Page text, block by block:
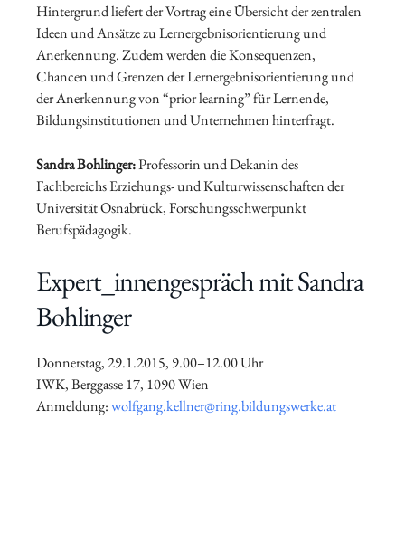
Hintergrund liefert der Vortrag eine Übersicht der zentralen
Ideen und Ansätze zu Lernergebnisorientierung und
Anerkennung. Zudem werden die Konsequenzen,
Chancen und Grenzen der Lernergebnisorientierung und
der Anerkennung von “prior learning” für Lernende,
Bildungsinstitutionen und Unternehmen hinterfragt.
Sandra Bohlinger:Professorin und Dekanin des
Fachbereichs Erziehungs- und Kulturwissenschaften der
Universität Osna­brück, Forschungsschwerpunkt
Berufspädagogik.
Expert_innengespräch mitSandra
Bohlinger
Donnerstag, 29.1.2015, 9.00–12.00 Uhr
IWK, Berggasse 17, 1090 Wien
Anmeldung:wolfgang.kellner@ring.bildungswerke.at